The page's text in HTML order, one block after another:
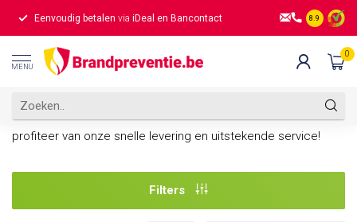
Eenvoudig betalen via iDeal en Bancontact Gratis
8.9
MENU
0
Home / PBM / Hoofdbescherming Veiligheidshelm
Veiligheidshelm
Ontdek onze hoogwaardige helmen en zorg voor optimale
veiligheid. Kies uit diverse kleuren en materialen. Bestel nu en
profiteer van onze snelle levering en uitstekende service!
Filters